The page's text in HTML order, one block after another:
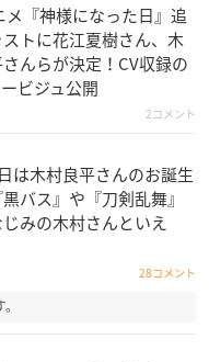
メ『神様になった日』追
トに花江夏樹さん、木
んらが決定！CV収録の
ビジュ公開
2コメント
は木村良平さんのお誕生
バス』や『刀剣乱舞』
みの木村さんといえ
28コメント